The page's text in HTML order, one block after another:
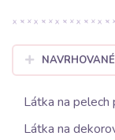
Látka na pelech
Látka na